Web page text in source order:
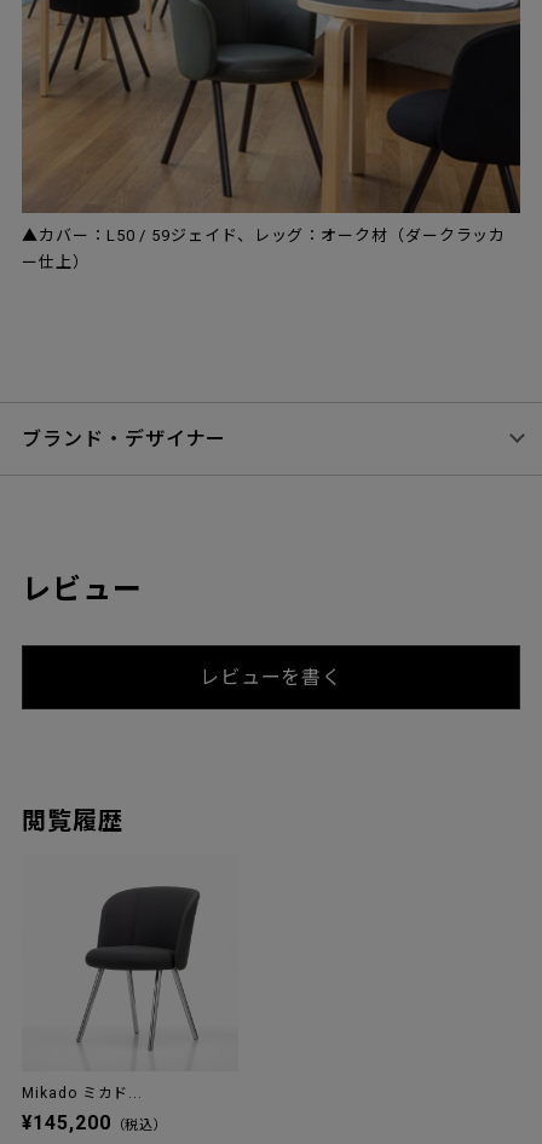
▲カバー：L50 / 59ジェイド、レッグ：オーク材（ダークラッカ
ー仕上）
ブランド・デザイナー
レビュー
レビューを書く
閲覧履歴
Mikado ミカド...
¥145,200 （税込）